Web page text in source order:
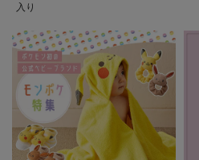
入り